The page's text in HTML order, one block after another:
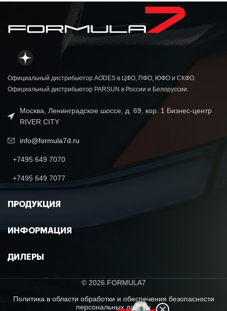
Официальный дистрибьютор AODES в ЦФО, ПФО, ЮФО и СКФО.
Официальный дистрибьютор PARSUN в России и Белоруссии.
Москва, Ленинградское шоссе, д. 69, кор. 1 Бизнес-центр
RIVER CITY
info@formula7d.ru
+7495 649 7070
+7495 649 7077
ПРОДУКЦИЯ
ИНФОРМАЦИЯ
ДИЛЕРЫ
© 2026 FORMULA7
Политика в области обработки и обеспечения безопасности
персональных данных